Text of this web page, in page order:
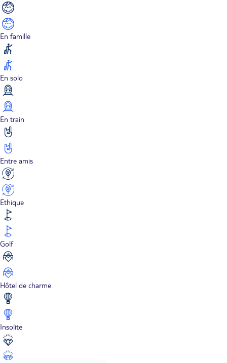
En famille
En solo
En train
Entre amis
Ethique
Golf
Hôtel de charme
Insolite